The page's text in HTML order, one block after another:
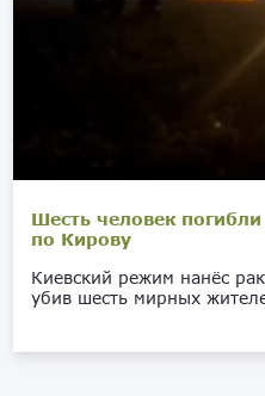
Шесть человек
по Кирову
Киевский режим нанёс
убив шесть мирных